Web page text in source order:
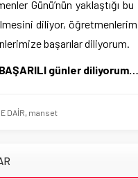
Günü’nün yaklaştığı
diliyor,
başarılar diliyorum.
günler diliyorum…
DAİR, manset